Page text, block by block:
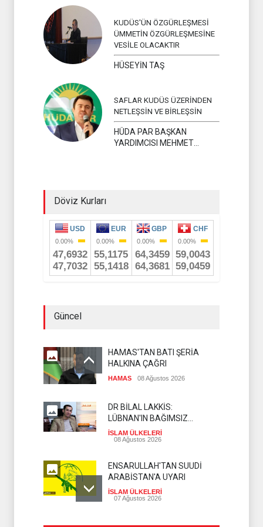
KUDÜS'ÜN ÖZGÜRLEŞMESİ
ÜMMETİN ÖZGÜRLEŞMESİNE
VESİLE OLACAKTIR
HÜSEYİN TAŞ
SAFLAR KUDÜS ÜZERİNDEN
NETLEŞSİN VE BİRLEŞSİN
HÜDA PAR BAŞKAN
YARDIMCISI MEHMET
Döviz Kurları
Güncel
HAMAS'TAN BATI ŞERİA
HALKINA ÇAĞRI
HAMAS 08 Ağustos 2026
DR BİLAL LAKKİS:
LÜBNAN'IN BAĞIMSIZ
OLMASI İSTENMİYOR
İSLAM ÜLKELERİ
08 Ağustos 2026
ENSARULLAH'TAN SUUDİ
ARABİSTAN'A UYARI
İSLAM ÜLKELERİ
07 Ağustos 2026
THE TELEGRAPH: İRAN